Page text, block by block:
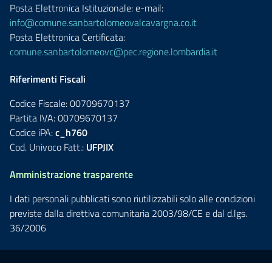
Posta Elettronica Istituzionale: e-mail:
info@comune.sanbartolomeovalcavargna.co.it
Posta Elettronica Certificata:
comune.sanbartolomeovc@pec.regione.lombardia.it
Riferimenti Fiscali
Codice Fiscale: 00709670137
Partita IVA: 00709670137
Codice iPA:c_h760
Cod. Univoco Fatt.: UFPJIX
Amministrazione trasparente
I dati personali pubblicati sono riutilizzabili solo alle condizioni
previste dalla direttiva comunitaria 2003/98/CE e dal d.lgs.
36/2006